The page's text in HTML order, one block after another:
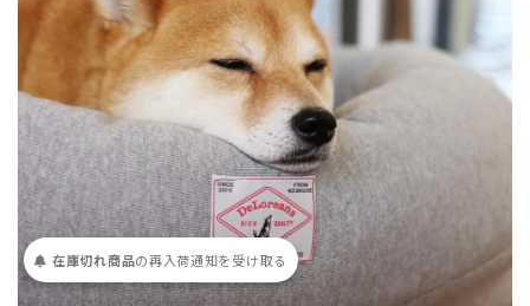
在庫切れ商品の再入荷通知を受け取る